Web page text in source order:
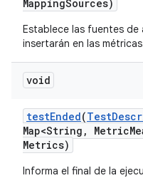
MappingSources)
Establece las fuentes de
insertarán en las
void
testEnded(Test
Map<String , Metric
Metrics)
Informa el final de la